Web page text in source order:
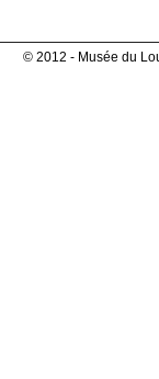
© 2012 - Musée du